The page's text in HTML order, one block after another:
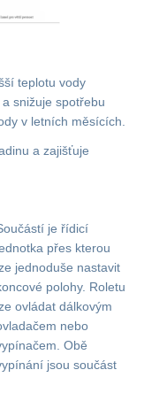
teplotu vody
snižuje spotřebu
v letních měsících.
a zajišťuje
je řídicí
přes kterou
jednoduše nastavit
polohy. Roletu
ovládat dálkovým
nebo
Obě
jsou součást